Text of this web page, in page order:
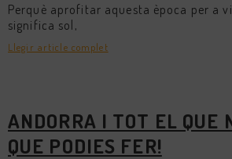
Perquè aprofitar aquesta època per a
significa sol,
Llegir article complet
ANDORRA I TOT EL QUE
QUE PODIES FER!